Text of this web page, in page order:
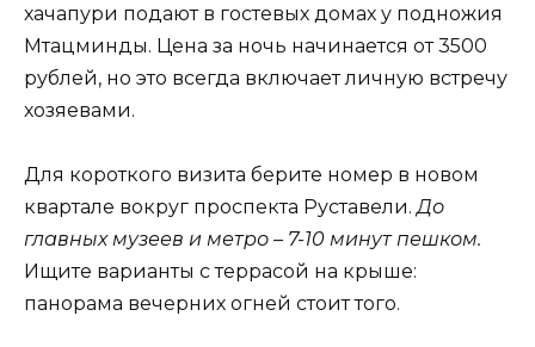
хачапури подают в гостевых домах у подножия
Мтацминды. Цена за ночь начинается от 3500
рублей, но это всегда включает личную встречу
хозяевами.
Для короткого визита берите номер в новом
квартале вокруг проспекта Руставели.До
главных музеев и метро – 7-10 минут пешком.
Ищите варианты с террасой на крыше:
панорама вечерних огней стоит того.